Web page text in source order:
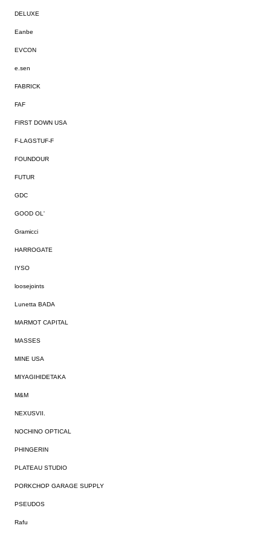
DELUXE
Eanbe
EVCON
e.sen
FABRICK
FAF
FIRST DOWN USA
F-LAGSTUF-F
FOUNDOUR
FUTUR
GDC
GOOD OL'
Gramicci
HARROGATE
IYSO
loosejoints
Lunetta BADA
MARMOT CAPITAL
MASSES
MINE USA
MIYAGIHIDETAKA
M&M
NEXUSVII.
NOCHINO OPTICAL
PHINGERIN
PLATEAU STUDIO
PORKCHOP GARAGE SUPPLY
PSEUDOS
Rafu